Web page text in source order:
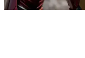
Show more